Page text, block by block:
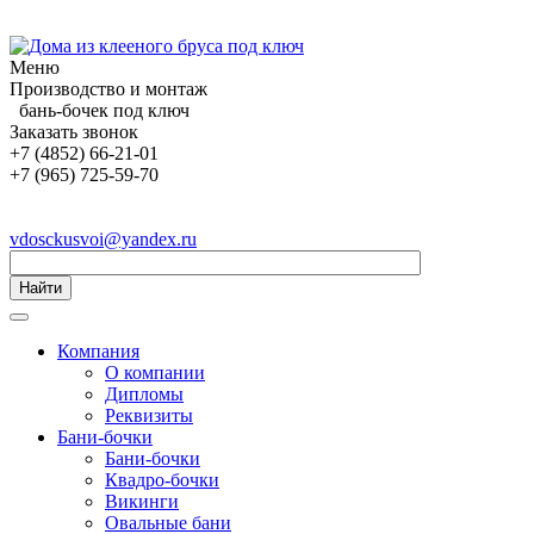
Меню
Производство и монтаж
бань-бочек под ключ
Заказать звонок
+7 (4852) 66-21-01
+7 (965) 725-59-70
vdosckusvoi@yandex.ru
Найти
Компания
О компании
Дипломы
Реквизиты
Бани-бочки
Бани-бочки
Квадро-бочки
Викинги
Овальные бани